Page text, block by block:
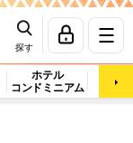
探す
ホテル
コンドミニアム
マッ